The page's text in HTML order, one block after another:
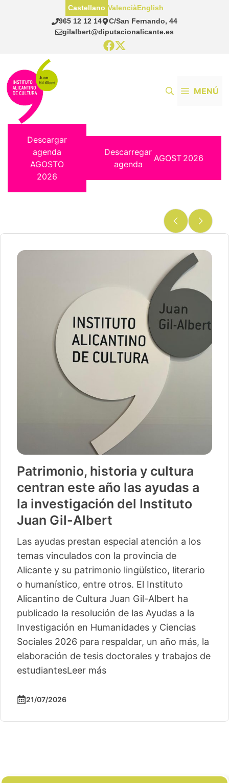
965 12 12 14
C/San Fernando, 44
gilalbert@diputacionalicante.es
Castellano ValenciàEnglish
MENÚ
Descargar
agenda
AGOSTO
2026
Descarregar
agenda
AGOST 2026
Patrimonio, historia y cultura
centran este año las ayudas a
la investigación del Instituto
Juan Gil-Albert
Las ayudas prestan especial atención a los
temas vinculados con la provincia de
Alicante y su patrimonio lingüístico, literario
o humanístico, entre otros. El Instituto
Alicantino de Cultura Juan Gil-Albert ha
publicado la resolución de las Ayudas a la
Investigación en Humanidades y Ciencias
Sociales 2026 para respaldar, un año más, la
elaboración de tesis doctorales y trabajos de
estudiantesLeer más
21/07/2026